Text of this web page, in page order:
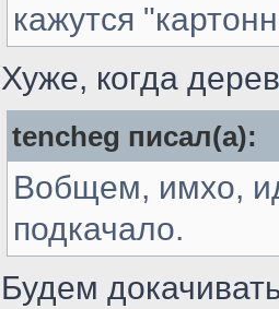
кажутся
Хуже, когда
tencheg писал(а):
Вобщем, имхо,
подкачало.
Будем